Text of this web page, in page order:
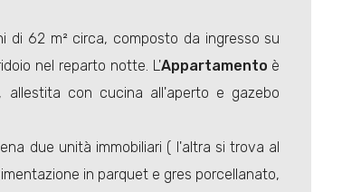
di 62 m² circa, composto da ingresso su
nel reparto notte. L'Appartamento è
allestita con cucina all'aperto e gazebo
due unità immobiliari ( l'altra si trova al
in parquet e gres porcellanato,